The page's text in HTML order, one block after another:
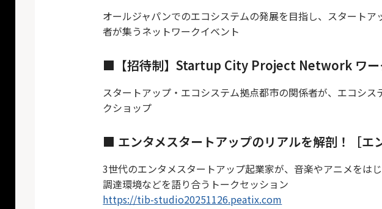
オールジャパンでのエコシステムの発展を目指し、スタート
者が集うネットワークイベント
■【招待制】Startup City Project Network ワー
スタートアップ・エコシステム拠点都市の関係者が、エコシ
クショップ
■ エンタメスタートアップのリアルを解剖！［エン
3世代のエンタメスタートアップ起業家が、音楽やアニメをは
調達環境などを語り合うトークセッション
https://tib-studio20251126.peatix.com